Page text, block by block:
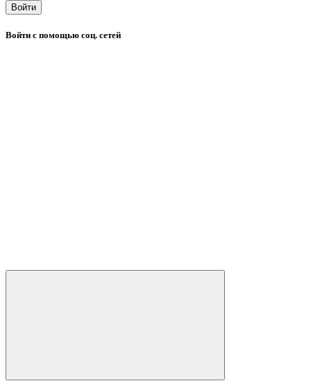
Войти
Войти с помощью соц. сетей